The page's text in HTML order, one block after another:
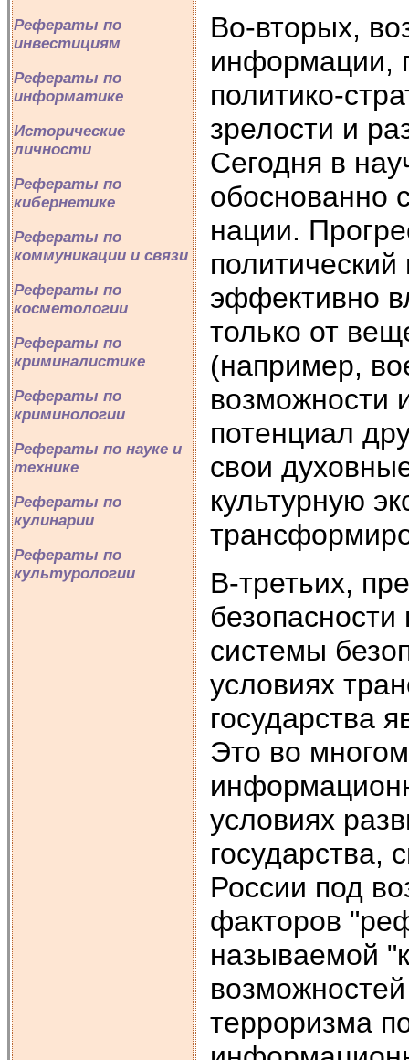
Рефераты по
инвестициям
Рефераты по
информатике
Исторические
личности
Рефераты по
кибернетике
Рефераты по
коммуникации и связи
Рефераты по
косметологии
Рефераты по
криминалистике
Рефераты по
криминологии
Рефераты по науке и
технике
Рефераты по
кулинарии
Рефераты по
культурологии
Во-вторых,
информации,
политико-
зрелости и
Сегодня в
обоснованно
нации.
эффективно
только от
(например,
возможности
потенциал
свои
культурную
В-третьих,
системы
условиях
государства
Это во
условиях
государства,
России под
факторов
называемой
терроризма